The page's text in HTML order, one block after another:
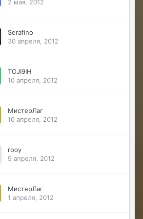
2 мая, 2012
Serafino
30 апреля, 2012
TOJI9IH
10 апреля, 2012
МистерЛаг
10 апреля, 2012
rooy
9 апреля, 2012
МистерЛаг
1 апреля, 2012
бы прикупить
RizzzeN
Justina
@RizzzeN +
@Sensuella ненадо заниматься этой
ерундой)))
ДусяАгрегаТ
Последние два клана с сервера вышли
это печально (